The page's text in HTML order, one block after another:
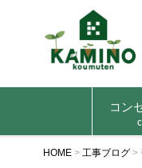
コン
HOME > 工事ブログ >